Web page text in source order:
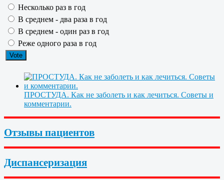
Несколько раз в год
В среднем - два раза в год
В среднем - один раз в год
Реже одного раза в год
ПРОСТУДА. Как не заболеть и как лечиться. Советы и
комментарии.
Отзывы пациентов
Диспансеризация